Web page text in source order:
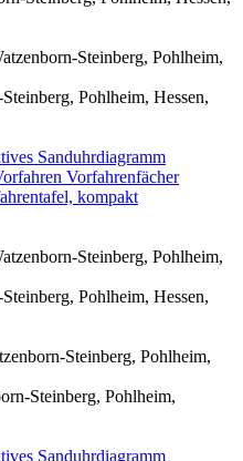
Steinberg, Pohlheim,
Pohlheim, Hessen,
Sanduhrdiagramm
Vorfahrenfächer
kompakt
Steinberg, Pohlheim,
Pohlheim, Hessen,
Steinberg, Pohlheim,
Steinberg, Pohlheim,
Sanduhrdiagramm